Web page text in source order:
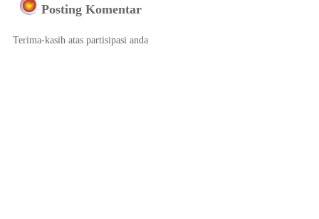
Posting Komentar
Terima-kasih atas partisipasi anda